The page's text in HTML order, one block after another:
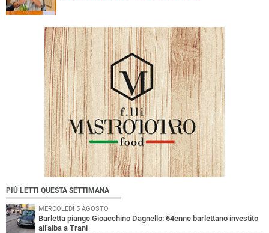
PIÙ LETTI QUESTA SETTIMANA
MERCOLEDÌ 5 AGOSTO
Barletta piange Gioacchino Dagnello: 64enne barlettano investito
all'alba a Trani